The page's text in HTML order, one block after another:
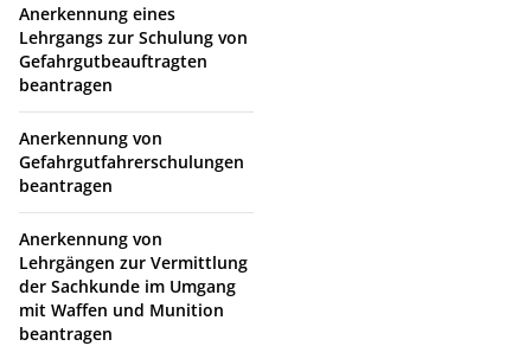
Anerkennung eines
Lehrgangs zur Schulung von
Gefahrgutbeauftragten
beantragen
Anerkennung von
Gefahrgutfahrerschulungen
beantragen
Anerkennung von
Lehrgängen zur Vermittlung
der Sachkunde im Umgang
mit Waffen und Munition
beantragen